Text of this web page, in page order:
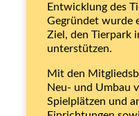
Entwicklung des
Gegründet wurde
Ziel, den Tierpark
unterstützen.
Mit den
Neu- und Umbau
Spielplätzen und